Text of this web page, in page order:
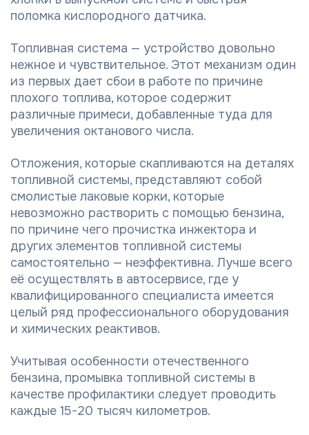
поломка кислородного датчика.
Топливная система — устройство довольно
нежное и чувствительное. Этот механизм один
из первых дает сбои в работе по причине
плохого топлива, которое содержит
различные примеси, добавленные туда для
увеличения октанового числа.
Отложения, которые скапливаются на деталях
топливной системы, представляют собой
смолистые лаковые корки, которые
невозможно растворить с помощью бензина,
по причине чего прочистка инжектора и
других элементов топливной системы
самостоятельно — неэффективна. Лучше всего
её осуществлять в автосервисе, где у
квалифицированного специалиста имеется
целый ряд профессионального оборудования
и химических реактивов.
Учитывая особенности отечественного
бензина, промывка топливной системы в
качестве профилактики следует проводить
каждые 15-20 тысяч километров.